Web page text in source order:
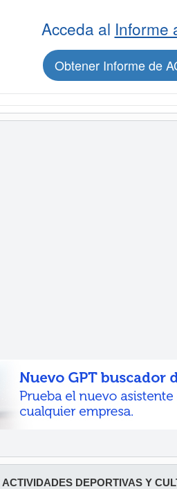
Acceda al Informe
Obtener Informe de
ACTIVIDADES DEPORTIVAS Y